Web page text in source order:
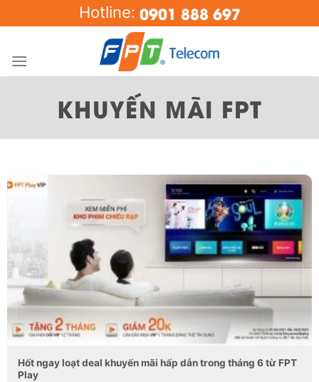
to
Hotline: 0901 888 697
KHUYẾN MÃI FPT
Hốt ngay loạt deal khuyến mãi hấp dẫn trong tháng 6 từ FPT
Play